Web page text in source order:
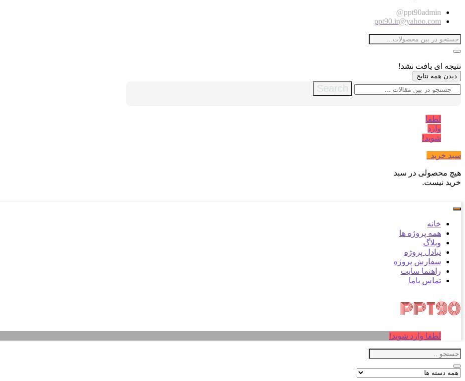
ppt90admin@
ppt90.ir@yahoo.com
نتیجه ای یافت نشد!
دیدن همه نتایج
Search
لطفا
وارد
شوید!
سبد خرید
هیچ محصولی در سبد
خرید نیست.
خانه
همه پروژه ها
وبلاگ
تبادل پروژه
سفارش پروژه
راهنما سایت
تماس باما
لطفا وارد شوید!